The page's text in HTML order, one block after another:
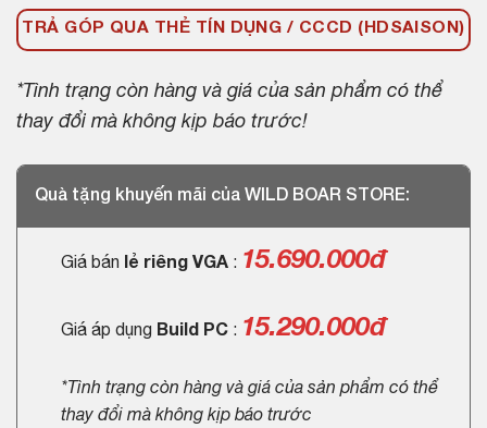
TRẢ GÓP QUA THẺ TÍN DỤNG / CCCD (HDSAISON)
*Tình trạng còn hàng và giá của sản phẩm có thể
thay đổi mà không kịp báo trước!
Quà tặng khuyến mãi của WILD BOAR STORE:
Giá bán lẻ riêng VGA : 15.690.000đ
Giá áp dụng Build PC : 15.290.000đ
*Tình trạng còn hàng và giá của sản phẩm có thể
thay đổi mà không kịp báo trước